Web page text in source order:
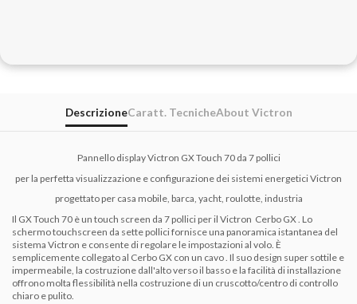
DescrizioneCaratt. TecnicheAbout Victron
Pannello display Victron GX Touch 70 da 7 pollici
per la perfetta visualizzazione e configurazione dei sistemi energetici Victron
progettato per casa mobile, barca, yacht, roulotte, industria
Il GX Touch 70 è un touch screen da 7 pollici per il Victron Cerbo GX. Lo
schermo touchscreen da sette pollici fornisce una panoramica istantanea del
sistema Victron e consente di regolare le impostazioni al volo. È
semplicemente collegato al Cerbo GX con un cavo. Il suo design super sottile e
impermeabile, la costruzione dall'alto verso il basso e la facilità di installazione
offrono molta flessibilità nella costruzione di un cruscotto/centro di controllo
chiaro e pulito.